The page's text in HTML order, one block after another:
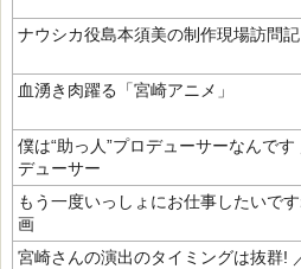
ナウシカ役島本須美の制作現場訪問記
血湧き肉躍る「宮崎アニメ」
僕は“助っ人”プロデューサーなんです
デューサー
もう一度いっしょにお仕事したいで
画
宮崎さんの演出のタイミングは抜群!